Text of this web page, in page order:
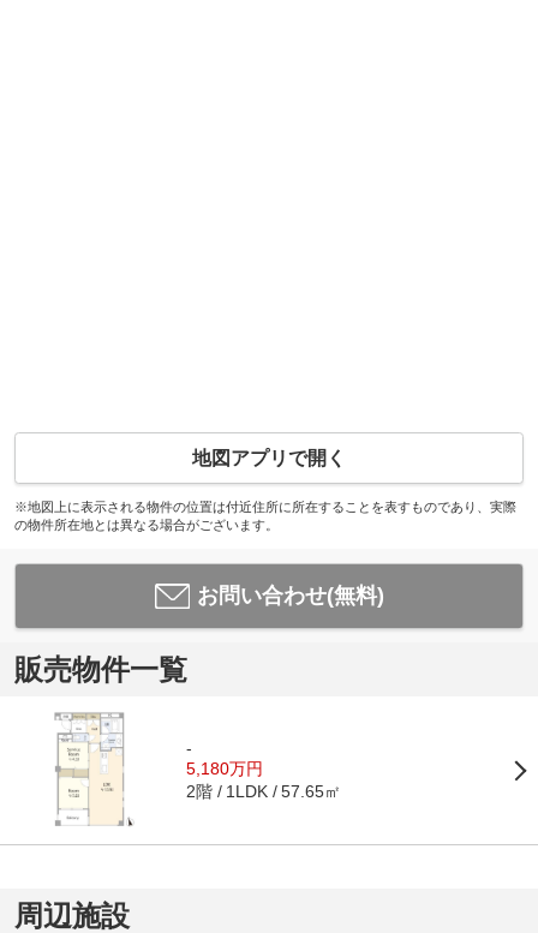
地図アプリで開く
※地図上に表示される物件の位置は付近住所に所在することを表すものであり、実際
の物件所在地とは異なる場合がございます。
お問い合わせ(無料)
販売物件一覧
-
5,180万円
2階 1LDK 57.65㎡
周辺施設